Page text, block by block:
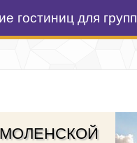
гостиниц для групп